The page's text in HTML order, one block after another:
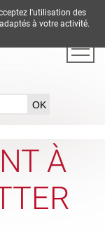
DE EN ES FR IT
À
l'utilisation des
à votre activité.